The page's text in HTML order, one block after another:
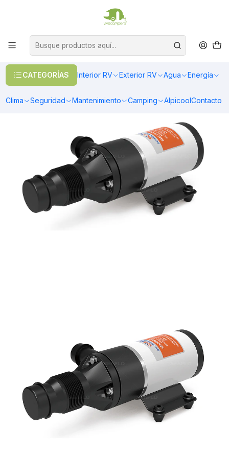
CATEGORÍAS Interior RV Exterior RV Agua Energía
Clima Seguridad Mantenimiento Camping AlpicoolContacto
OFERTAS EN CALEFACCIÓN DIESEL
Bomba maceradora trituradora 12V - 45L/M para aguas residuales